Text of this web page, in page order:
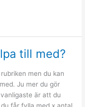
till med?
men du kan
Ju mer du gör
är att du